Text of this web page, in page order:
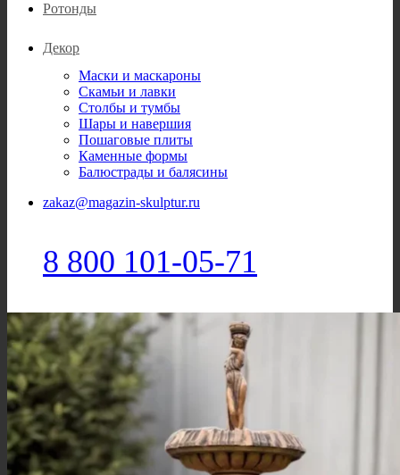
Ротонды
Декор
Маски и маскароны
Скамьи и лавки
Столбы и тумбы
Шары и навершия
Пошаговые плиты
Каменные формы
Балюстрады и балясины
zakaz@magazin-skulptur.ru
8 800 101-05-71